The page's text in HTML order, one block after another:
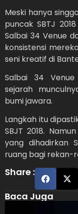
Meski hanya
puncak SBTJ
Salbai 34 Venue
konsistensi
seni kreatif di
Salbai 34
sejarah
bumi jawara.
Langkah itu
SBJT 2018.
yang dihadirkan
ruang bagi rekan-
Share :
Baca Juga